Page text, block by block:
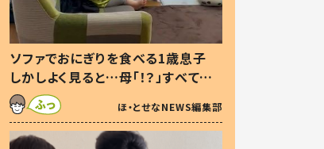
ソファでおにぎりを食べる1歳息子
しかしよく見ると…母「！？」すべてを
察した母の投稿に「可愛いから許
す！」「現行犯〜」
ほ・とせなNEWS編集部